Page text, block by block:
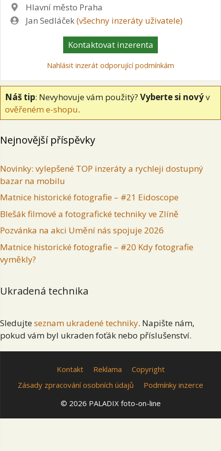
Lokalita
Hlavní město Praha
Zadavatel
Jan Sedláček(všechny inzeráty uživatele)
Kontaktovat inzerenta
Nahlásit inzerát odporující podmínkám
Náš tip: Nevyhovuje vám použitý? Vyberte si novýv
ověřeném e-shopu.
Nejnovější příspěvky
Novinky: vylepšené TOP inzeráty a rychleji dostupný
bazar na mobilu
Matnice historické fotografie – #21 Eidoscope
Blešák filmové a fotografické techniky ve Zlíně
Pozvánka na akci Umění nás spojuje 2026
Matnice historické fotografie – #20 Kdy fotografie
vyměkly?
Ukradená technika
Sledujte seznam ukradené techniky. Napište nám,
pokud vám byl ukraden foťák nebo příslušenství.
Kontakt Reklama
Copyright
Zásady zpracování osobních údajů
Podmínky inzerce
© 2026 PALADIX foto-on-line